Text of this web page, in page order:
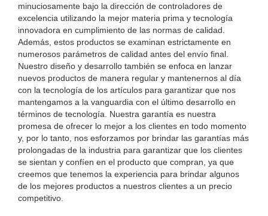
minuciosamente bajo la dirección de controladores de
excelencia utilizando la mejor materia prima y tecnología
innovadora en cumplimiento de las normas de calidad.
Además, estos productos se examinan estrictamente en
numerosos parámetros de calidad antes del envío final.
Nuestro diseño y desarrollo también se enfoca en lanzar
nuevos productos de manera regular y mantenernos al día
con la tecnología de los artículos para garantizar que nos
mantengamos a la vanguardia con el último desarrollo en
términos de tecnología. Nuestra garantía es nuestra
promesa de ofrecer lo mejor a los clientes en todo momento
y, por lo tanto, nos esforzamos por brindar las garantías más
prolongadas de la industria para garantizar que los clientes
se sientan y confíen en el producto que compran, ya que
creemos que tenemos la experiencia para brindar algunos
de los mejores productos a nuestros clientes a un precio
competitivo.